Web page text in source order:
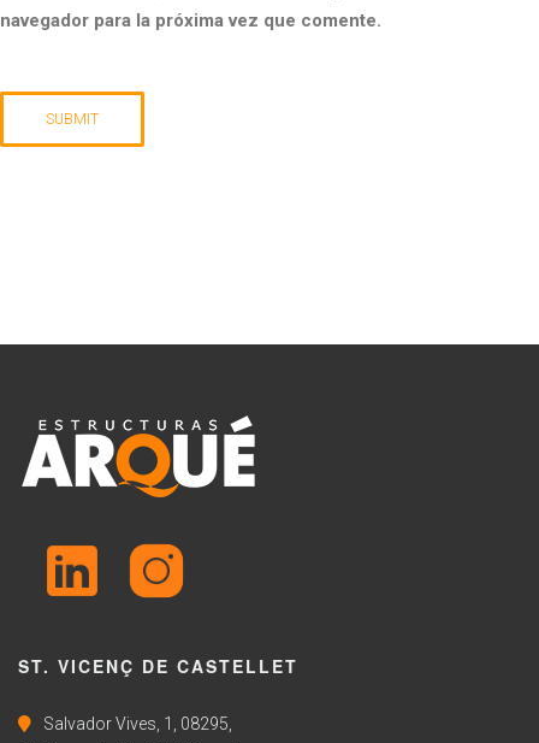
navegador para la próxima vez que comente.
ST. VICENÇ DE CASTELLET
Salvador Vives, 1, 08295,